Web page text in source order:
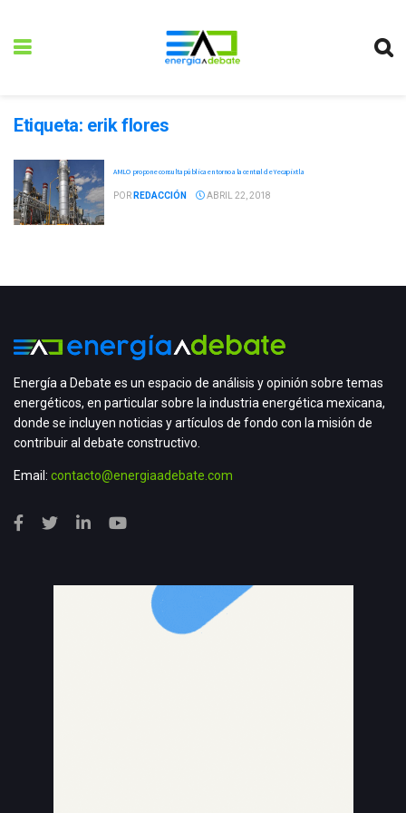
Etiqueta: erik flores
AMLO propone consulta pública en torno a la central de Yecapixtla
POR REDACCIÓN ABRIL 22, 2018
Energía a Debate es un espacio de análisis y opinión sobre temas
energéticos, en particular sobre la industria energética mexicana,
donde se incluyen noticias y artículos de fondo con la misión de
contribuir al debate constructivo.
Email: contacto@energiaadebate.com